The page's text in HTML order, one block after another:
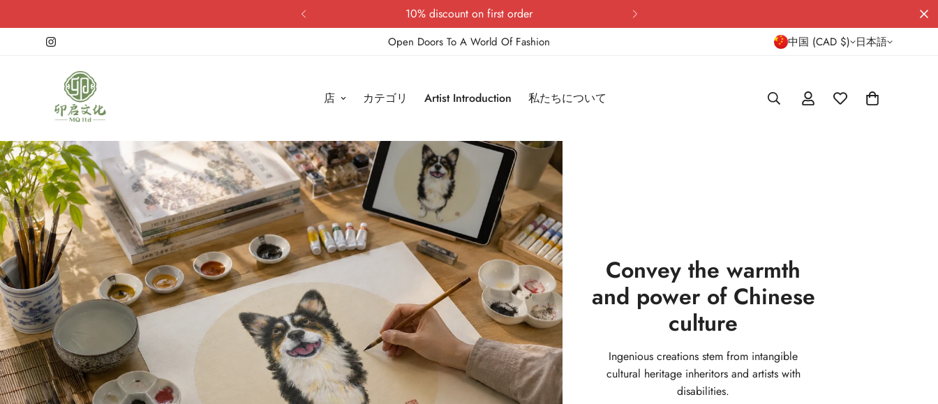
10% discount on first order 10% discount on first order
Open Doors To A World Of Fashion 中国 (CAD $) 日本語
店 カテゴリ Artist Introduction 私たちについて
Convey the warmth
and power of Chinese
culture
Ingenious creations stem from intangible
cultural heritage inheritors and artists with
disabilities.